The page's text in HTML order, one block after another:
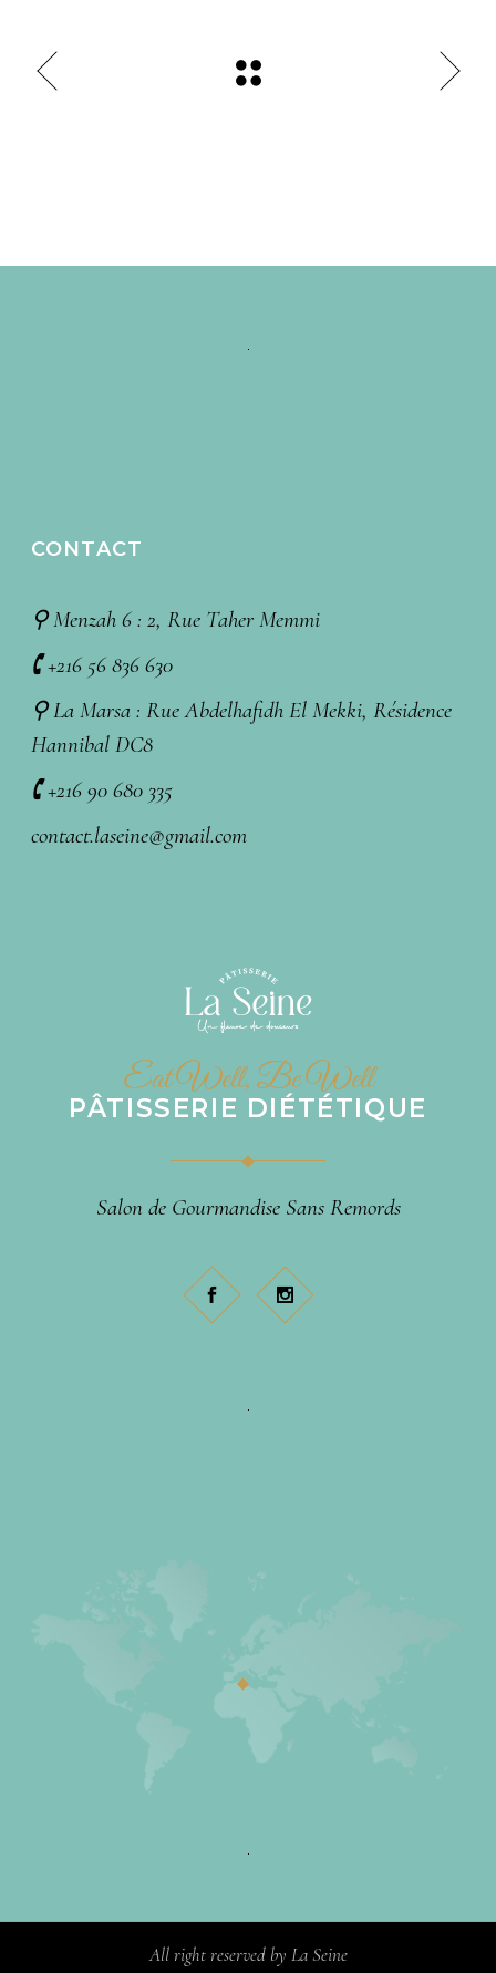
CONTACT
⚲ Menzah 6 : 2, Rue Taher Memmi
🕻 +216 56 836 630
⚲ La Marsa : Rue Abdelhafidh El Mekki, Résidence
Hannibal DC8
🕻 +216 90 680 335
contact.laseine@gmail.com
Eat Well, Be Well
PÂTISSERIE DIÉTÉTIQUE
Salon de Gourmandise Sans Remords
All right reserved by La Seine